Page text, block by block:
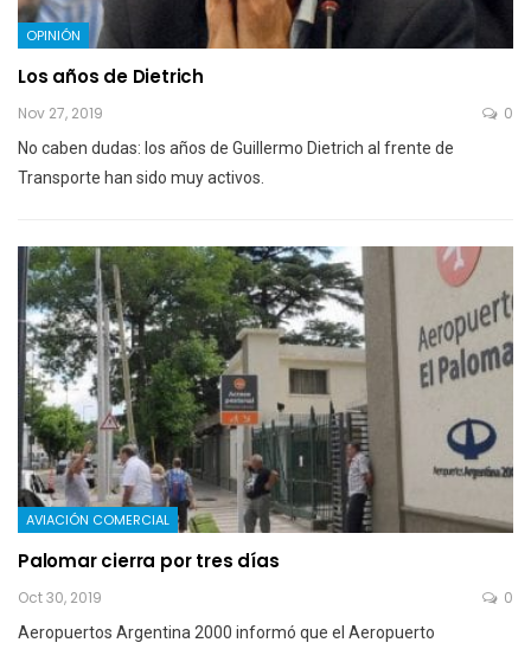
OPINIÓN
Los años de Dietrich
Nov 27, 2019 0
No caben dudas: los años de Guillermo Dietrich al frente de
Transporte han sido muy activos.
AVIACIÓN COMERCIAL
Palomar cierra por tres días
Oct 30, 2019 0
Aeropuertos Argentina 2000 informó que el Aeropuerto